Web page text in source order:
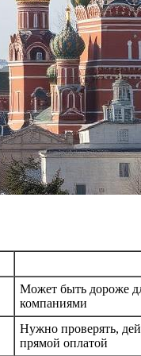
Может быть дороже
компаниями
Нужно проверять,
прямой оплатой